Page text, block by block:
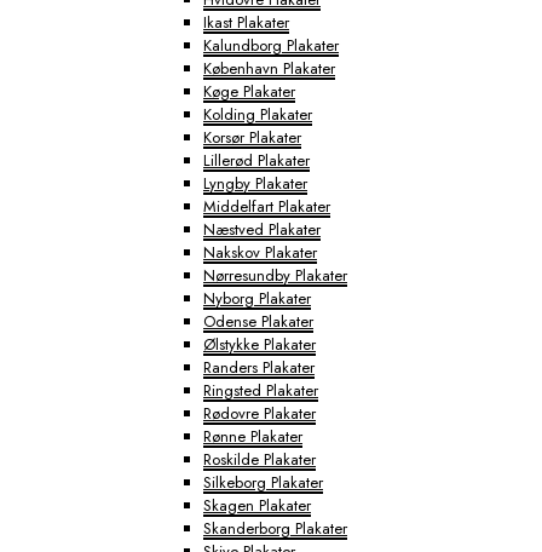
Ikast Plakater
Kalundborg Plakater
København Plakater
Køge Plakater
Kolding Plakater
Korsør Plakater
Lillerød Plakater
Lyngby Plakater
Middelfart Plakater
Næstved Plakater
Nakskov Plakater
Nørresundby Plakater
Nyborg Plakater
Odense Plakater
Ølstykke Plakater
Randers Plakater
Ringsted Plakater
Rødovre Plakater
Rønne Plakater
Roskilde Plakater
Silkeborg Plakater
Skagen Plakater
Skanderborg Plakater